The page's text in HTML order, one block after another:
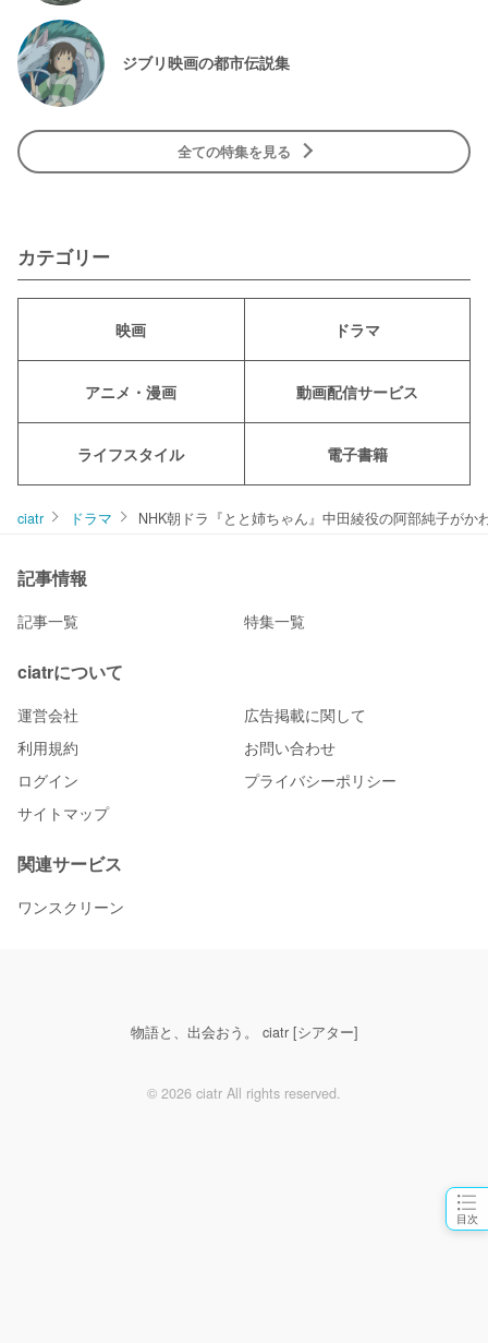
目次
ジブリ映画の都市伝説集
全ての特集を見る
カテゴリー
映画 ドラマ
アニメ・漫画 動画配信サービス
ライフスタイル 電子書籍
ciatr ドラマ NHK朝ドラ『とと姉ちゃん』中田綾役の阿部純子がか
記事情報
記事一覧 特集一覧
ciatrについて
運営会社
広告掲載に関して
利用規約
お問い合わせ
ログイン
プライバシーポリシー
サイトマップ
関連サービス
ワンスクリーン
物語と、出会おう。 ciatr [シアター]
© 2026 ciatr All rights reserved.